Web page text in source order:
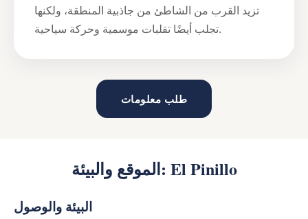
تزيد القرب من الشاطئ من جاذبية المنطقة، ولكنها
تجلب أيضًا تقلبات موسمية وحركة سياحية.
طلب معلومات
الموقع والبيئة: El Pinillo
البيئة والوصول